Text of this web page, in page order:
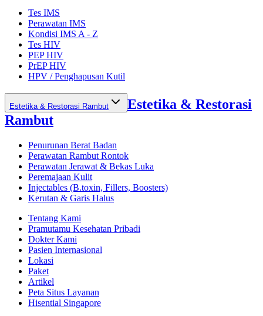
Tes IMS
Perawatan IMS
Kondisi IMS A - Z
Tes HIV
PEP HIV
PrEP HIV
HPV / Penghapusan Kutil
Estetika & Restorasi Rambut
Estetika & Restorasi
Rambut
Penurunan Berat Badan
Perawatan Rambut Rontok
Perawatan Jerawat & Bekas Luka
Peremajaan Kulit
Injectables (B.toxin, Fillers, Boosters)
Kerutan & Garis Halus
Tentang Kami
Pramutamu Kesehatan Pribadi
Dokter Kami
Pasien Internasional
Lokasi
Paket
Artikel
Peta Situs Layanan
Hisential Singapore